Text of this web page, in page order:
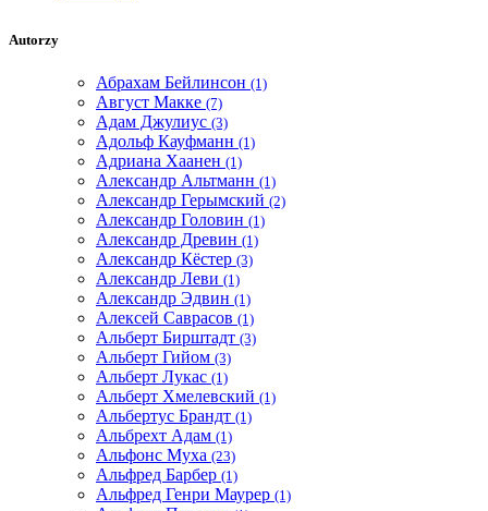
Autorzy
Абрахам Бейлинсон (1)
Август Макке (7)
Адам Джулиус (3)
Адольф Кауфманн (1)
Адриана Хаанен (1)
Александр Альтманн (1)
Александр Герымский (2)
Александр Головин (1)
Александр Древин (1)
Александр Кёстер (3)
Александр Леви (1)
Александр Эдвин (1)
Алексей Саврасов (1)
Альберт Бирштадт (3)
Альберт Гийом (3)
Альберт Лукас (1)
Альберт Хмелевский (1)
Альбертус Брандт (1)
Альбрехт Адам (1)
Альфонс Муха (23)
Альфред Барбер (1)
Альфред Генри Маурер (1)